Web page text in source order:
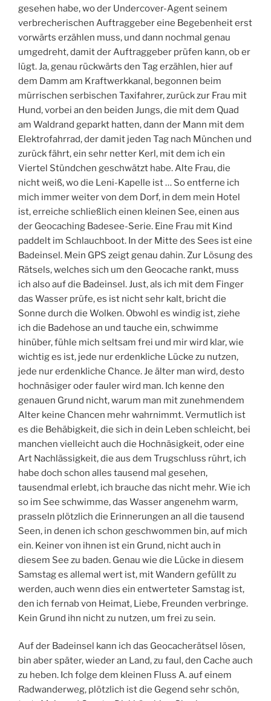
gesehen habe, wo der Undercover-Agent seinem
verbrecherischen Auftraggeber eine Begebenheit erst
vorwärts erzählen muss, und dann nochmal genau
umgedreht, damit der Auftraggeber prüfen kann, ob er
lügt. Ja, genau rückwärts den Tag erzählen, hier auf
dem Damm am Kraftwerkkanal, begonnen beim
mürrischen serbischen Taxifahrer, zurück zur Frau mit
Hund, vorbei an den beiden Jungs, die mit dem Quad
am Waldrand geparkt hatten, dann der Mann mit dem
Elektrofahrrad, der damit jeden Tag nach München und
zurück fährt, ein sehr netter Kerl, mit dem ich ein
Viertel Stündchen geschwätzt habe. Alte Frau, die
nicht weiß, wo die Leni-Kapelle ist … So entferne ich
mich immer weiter von dem Dorf, in dem mein Hotel
ist, erreiche schließlich einen kleinen See, einen aus
der Geocaching Badesee-Serie. Eine Frau mit Kind
paddelt im Schlauchboot. In der Mitte des Sees ist eine
Badeinsel. Mein GPS zeigt genau dahin. Zur Lösung des
Rätsels, welches sich um den Geocache rankt, muss
ich also auf die Badeinsel. Just, als ich mit dem Finger
das Wasser prüfe, es ist nicht sehr kalt, bricht die
Sonne durch die Wolken. Obwohl es windig ist, ziehe
ich die Badehose an und tauche ein, schwimme
hinüber, fühle mich seltsam frei und mir wird klar, wie
wichtig es ist, jede nur erdenkliche Lücke zu nutzen,
jede nur erdenkliche Chance. Je älter man wird, desto
hochnäsiger oder fauler wird man. Ich kenne den
genauen Grund nicht, warum man mit zunehmendem
Alter keine Chancen mehr wahrnimmt. Vermutlich ist
es die Behäbigkeit, die sich in dein Leben schleicht, bei
manchen vielleicht auch die Hochnäsigkeit, oder eine
Art Nachlässigkeit, die aus dem Trugschluss rührt, ich
habe doch schon alles tausend mal gesehen,
tausendmal erlebt, ich brauche das nicht mehr. Wie ich
so im See schwimme, das Wasser angenehm warm,
prasseln plötzlich die Erinnerungen an all die tausend
Seen, in denen ich schon geschwommen bin, auf mich
ein. Keiner von ihnen ist ein Grund, nicht auch in
diesem See zu baden. Genau wie die Lücke in diesem
Samstag es allemal wert ist, mit Wandern gefüllt zu
werden, auch wenn dies ein entwerteter Samstag ist,
den ich fernab von Heimat, Liebe, Freunden verbringe.
Kein Grund ihn nicht zu nutzen, um frei zu sein.
Auf der Badeinsel kann ich das Geocacherätsel lösen,
bin aber später, wieder an Land, zu faul, den Cache auch
zu heben. Ich folge dem kleinen Fluss A. auf einem
Radwanderweg, plötzlich ist die Gegend sehr schön,